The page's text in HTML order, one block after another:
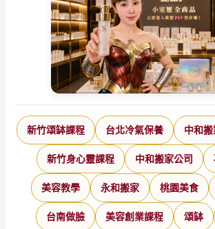
新竹頌缽課程 台北冷氣保養 中和搬
新竹身心靈課程 中和搬家公司
美容教學 永和搬家 桃園美食
台南做臉 美容創業課程 頌缽